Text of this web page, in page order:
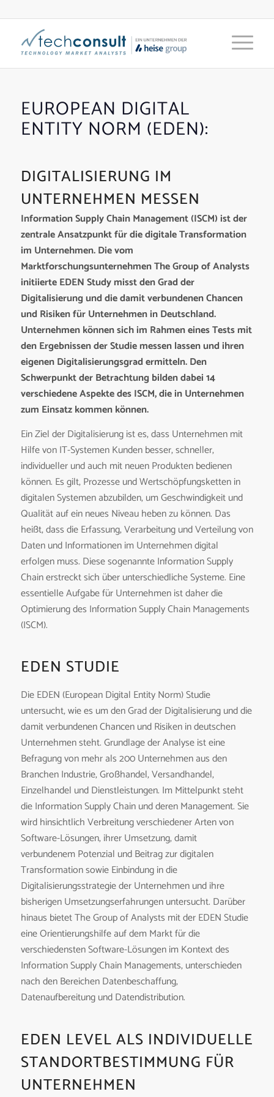
EUROPEAN DIGITAL
ENTITY NORM (EDEN):
DIGITALISIERUNG IM
UNTERNEHMEN MESSEN
Information Supply Chain Management (ISCM) ist der
zentrale Ansatzpunkt für die digitale Transformation
im Unternehmen. Die vom
Marktforschungsunternehmen The Group of Analysts
initiierte EDEN Study misst den Grad der
Digitalisierung und die damit verbundenen Chancen
und Risiken für Unternehmen in Deutschland.
Unternehmen können sich im Rahmen eines Tests mit
den Ergebnissen der Studie messen lassen und ihren
eigenen Digitalisierungsgrad ermitteln. Den
Schwerpunkt der Betrachtung bilden dabei 14
verschiedene Aspekte des ISCM, die in Unternehmen
zum Einsatz kommen können.
Ein Ziel der Digitalisierung ist es, dass Unternehmen mit
Hilfe von IT-Systemen Kunden besser, schneller,
individueller und auch mit neuen Produkten bedienen
können. Es gilt, Prozesse und Wertschöpfungsketten in
digitalen Systemen abzubilden, um Geschwindigkeit und
Qualität auf ein neues Niveau heben zu können. Das
heißt, dass die Erfassung, Verarbeitung und Verteilung von
Daten und Informationen im Unternehmen digital
erfolgen muss. Diese sogenannte Information Supply
Chain erstreckt sich über unterschiedliche Systeme. Eine
essentielle Aufgabe für Unternehmen ist daher die
Optimierung des Information Supply Chain Managements
(ISCM).
EDEN STUDIE
Die EDEN (European Digital Entity Norm) Studie
untersucht, wie es um den Grad der Digitalisierung und die
damit verbundenen Chancen und Risiken in deutschen
Unternehmen steht. Grundlage der Analyse ist eine
Befragung von mehr als 200 Unternehmen aus den
Branchen Industrie, Großhandel, Versandhandel,
Einzelhandel und Dienstleistungen. Im Mittelpunkt steht
die Information Supply Chain und deren Management. Sie
wird hinsichtlich Verbreitung verschiedener Arten von
Software-Lösungen, ihrer Umsetzung, damit
verbundenem Potenzial und Beitrag zur digitalen
Transformation sowie Einbindung in die
Digitalisierungsstrategie der Unternehmen und ihre
bisherigen Umsetzungserfahrungen untersucht. Darüber
hinaus bietet The Group of Analysts mit der EDEN Studie
eine Orientierungshilfe auf dem Markt für die
verschiedensten Software-Lösungen im Kontext des
Information Supply Chain Managements, unterschieden
nach den Bereichen Datenbeschaffung,
Datenaufbereitung und Datendistribution.
EDEN LEVEL ALS INDIVIDUELLE
STANDORTBESTIMMUNG FÜR
UNTERNEHMEN